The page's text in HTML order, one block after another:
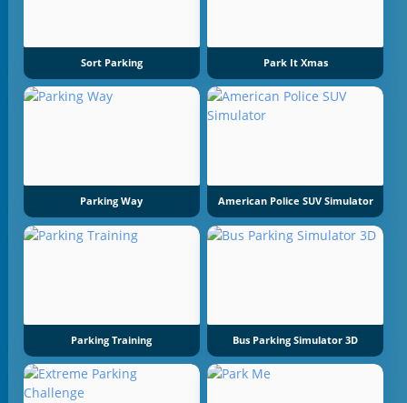
Sort Parking Park It Xmas
Parking Way American Police SUV Simulator
Parking Training Bus Parking Simulator 3D